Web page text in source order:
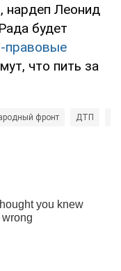
нардеп Леонид
будет
правовые
что пить за
фронт ДТП